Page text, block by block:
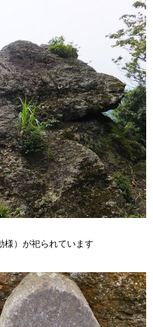
様）が祀られています